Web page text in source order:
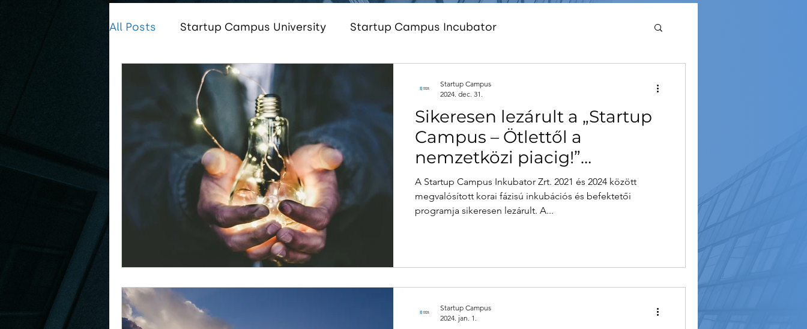
All Posts Startup Campus University Startup Campus Incubator
Startup Campus Global
Startup Campus Tungsram InnoEnergy HUB Hungary Startup Campus
Sikeresen lezárult a „Startup
Campus – Ötlettől a
nemzetközi piacig!”
inkubációs és befektetői
program
A Startup Campus Inkubator Zrt. 2021 és 2024 között
megvalósított korai fázisú inkubációs és befektetői
programja sikeresen lezárult. A...
Startup Campus
2024. dec. 31.
Startup Campus
2024. jan. 1.